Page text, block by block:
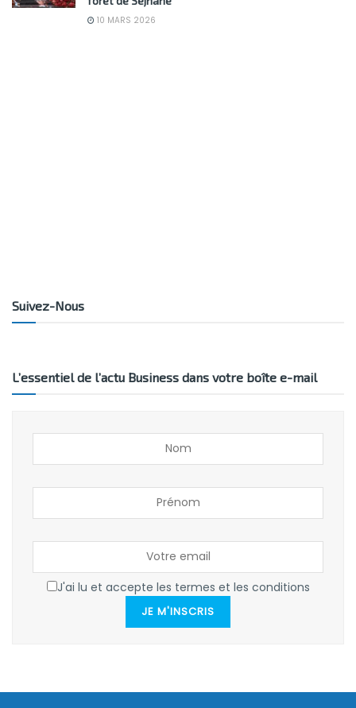
10 MARS 2026
Suivez-Nous
L’essentiel de l’actu Business dans votre boîte e-mail
J'ai lu et accepte les termes et les conditions
JE M'INSCRIS